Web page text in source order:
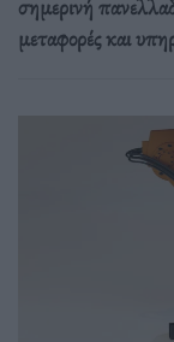
σημερινή
μεταφορές και